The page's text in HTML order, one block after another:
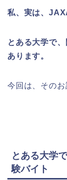
私、実は、
とある大学で
あります。
今回は、そのお
とある大学
験バイト